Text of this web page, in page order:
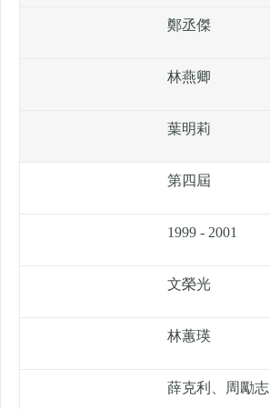
鄭丞傑
林燕卿
葉明莉
第四屆
1999 - 2001
文榮光
林蕙瑛
薛克利、周勵志